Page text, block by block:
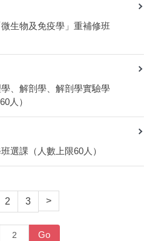
生物及免疫學」重補修班
、解剖學、解剖學實驗學
人）
選課（人數上限60人）
2 3 >
Go